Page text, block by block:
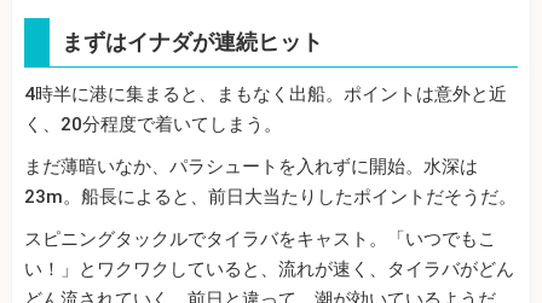
まずはイナダが連続ヒット
4時半に港に集まると、まもなく出船。ポイントは意外と近
く、20分程度で着いてしまう。
まだ薄暗いなか、パラシュートを入れずに開始。水深は
23m。船長によると、前日大当たりしたポイントだそうだ。
スピニングタックルでタイラバをキャスト。「いつでもこ
い！」とワクワクしていると、流れが速く、タイラバがどん